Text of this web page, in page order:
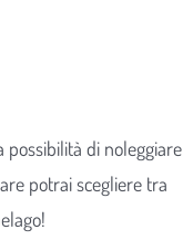
possibilità di noleggiare
potrai scegliere tra